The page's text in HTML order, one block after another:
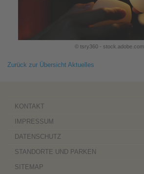
© tsry360 - stock.adobe.com
Zurück zur Übersicht Aktuelles
KONTAKT
IMPRESSUM
DATENSCHUTZ
STANDORTE UND PARKEN
SITEMAP